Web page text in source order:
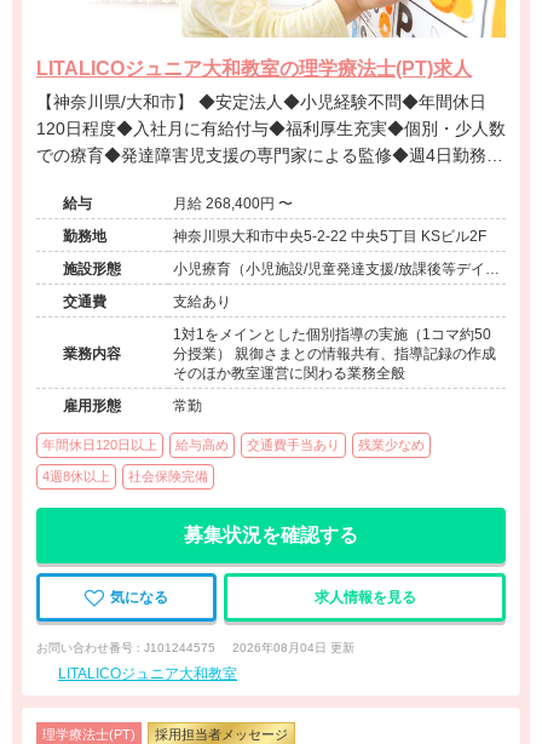
LITALICOジュニア大和教室の理学療法士(PT)求人
【神奈川県/大和市】 ◆安定法人◆小児経験不問◆年間休日
120日程度◆入社月に有給付与◆福利厚生充実◆個別・少人数
での療育◆発達障害児支援の専門家による監修◆週4日勤務相
給与
月給 268,400円 〜
勤務地
神奈川県大和市中央5-2-22 中央5丁目 KSビル2F
施設形態
小児療育（小児施設/児童発達支援/放課後等デイサ
ービス）
交通費 支給あり
業務内容
1対1をメインとした個別指導の実施（1コマ約50
分授業） 親御さまとの情報共有、指導記録の作成
そのほか教室運営に関わる業務全般
雇用形態
常勤
年間休日120日以上 給与高め 交通費手当あり 残業少なめ
4週8休以上 社会保険完備
募集状況を確認する
気になる 求人情報を見る
お問い合わせ番号 : J101244575 2026年08月04日 更新
LITALICOジュニア大和教室
理学療法士(PT) 採用担当者メッセージ